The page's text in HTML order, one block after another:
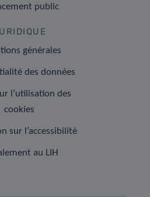
public
générales
des données
l’utilisation des
cookies
sur l’accessibilité
au LIH